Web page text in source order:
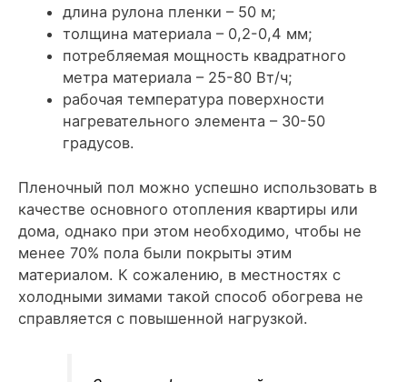
длина рулона пленки – 50 м;
толщина материала – 0,2-0,4 мм;
потребляемая мощность квадратного
метра материала – 25-80 Вт/ч;
рабочая температура поверхности
нагревательного элемента – 30-50
градусов.
Пленочный пол можно успешно использовать в
качестве основного отопления квартиры или
дома, однако при этом необходимо, чтобы не
менее 70% пола были покрыты этим
материалом. К сожалению, в местностях с
холодными зимами такой способ обогрева не
справляется с повышенной нагрузкой.